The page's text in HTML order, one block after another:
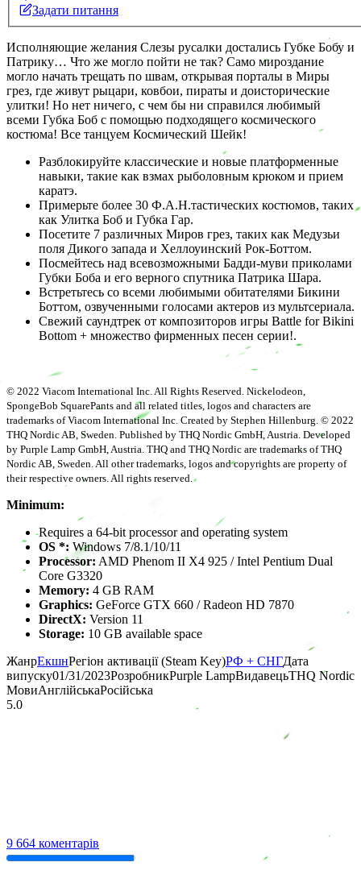
Задати питання
Исполняющие желания Слезы русалки достались Губке Бобу и
Патрику… Что же могло пойти не так? Само мироздание
могло начать трещать по швам, открывая порталы в Миры
грез, где живут рыцари, ковбои, пираты и доисторические
улитки! Но нет ничего, с чем бы ни справился любимый
всеми Губка Боб с помощью подходящего космического
костюма! Все танцуем Космический Шейк!
Разблокируйте классические и новые платформенные
навыки, такие как взмах рыболовным крюком и прием
каратэ.
Примерьте более 30 Ф.А.Н.тастических костюмов, таких
как Улитка Боб и Губка Гар.
Посетите 7 различных Миров грез, таких как Медузьи
поля Дикого запада и Хеллоуинский Рок-Боттом.
Посмейтесь над всевозможными Бадди-муви приколами
Губки Боба и его верного спутника Патрика Шара.
Встретьтесь со всеми любимыми обитателями Бикини
Боттом, озвученными голосами актеров из мультсериала.
Свежий саундтрек от композиторов игры Battle for Bikini
Bottom + множество фирменных песен серии!.
© 2022 Viacom International Inc. All Rights Reserved. Nickelodeon,
SpongeBob SquarePants and all related titles, logos and characters are
trademarks of Viacom International Inc. Created by Stephen Hillenburg. © 2022
THQ Nordic AB, Sweden. Published by THQ Nordic GmbH, Austria. Developed
by Purple Lamp GmbH, Austria. THQ and THQ Nordic are trademarks of THQ
Nordic AB, Sweden. All other trademarks, logos and copyrights are property of
their respective owners. All rights reserved.
Minimum:
Requires a 64-bit processor and operating system
OS *: Windows 7/8.1/10/11
Processor: AMD Phenom II X4 925 / Intel Pentium Dual
Core G3320
Memory: 4 GB RAM
Graphics: GeForce GTX 660 / Radeon HD 7870
DirectX: Version 11
Storage: 10 GB available space
ЖанрЕкшнРегіон активації (Steam Key)РФ + СНГДата
випуску01/31/2023РозробникPurple LampВидавецьTHQ Nordic
МовиАнглійськаРосійська
5.0
9 664 коментарів